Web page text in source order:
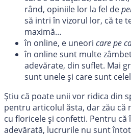
rând, opiniile lor la fel de
să intri în vizorul lor, că te
maximă…
în online, e uneori care pe
în online sunt multe
adevărate, din suflet. Mai
sunt unele și care sunt
Știu că poate unii vor ridica din
pentru articolul ăsta, dar zău că
cu floricele și confetti. Pentru că
adevărată, lucrurile nu sunt